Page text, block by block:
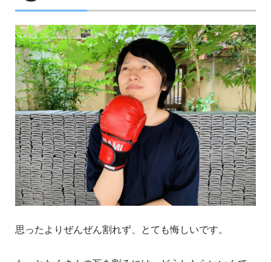
思ったよりぜんぜん割れず、とても悔しいです。